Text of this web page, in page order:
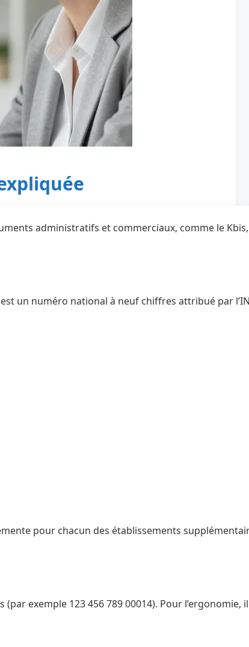
administratifs et commerciaux, comme le
un numéro national à neuf chiffres attribué
pour chacun des établissements
exemple 123 456 789 00014). Pour